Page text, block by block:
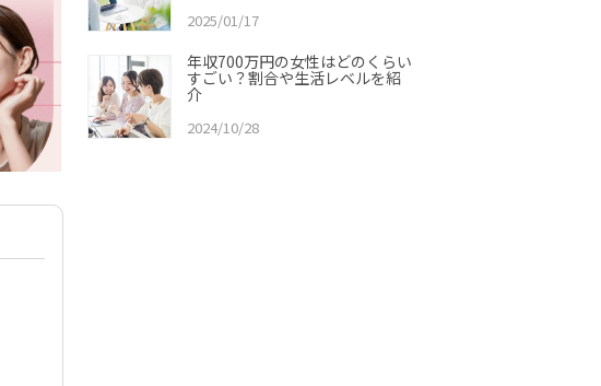
2025/01/17
年収700万円の女性はどのくらい
すごい？割合や生活レベルを紹
介
2024/10/28